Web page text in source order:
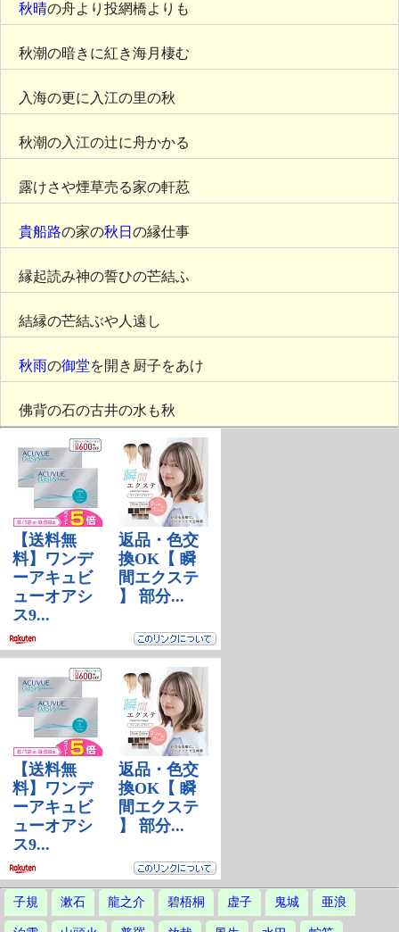
秋晴の舟より投網橋よりも
秋潮の暗きに紅き海月棲む
入海の更に入江の里の秋
秋潮の入江の辻に舟かかる
露けさや煙草売る家の軒荵
貴船路の家の秋日 の縁仕事
縁起読み神の誓ひの芒結ふ
結縁の芒結ぶや人遠し
秋雨の御堂を開き厨子をあけ
佛背の石の古井の水も秋
子規 漱石 龍之介 碧梧桐 虚子 鬼城 亜浪